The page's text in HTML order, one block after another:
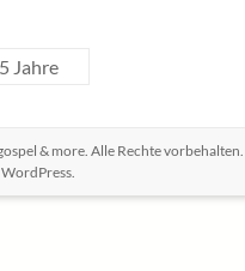
Jahre
& more. Alle Rechte
WordPress.